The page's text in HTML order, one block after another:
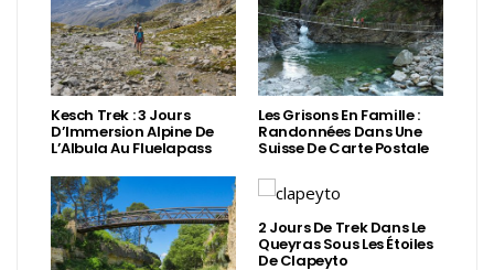
Kesch Trek : 3 Jours
D’Immersion Alpine De
L’Albula Au Fluelapass
Les Grisons En Famille :
Randonnées Dans Une
Suisse De Carte Postale
2 Jours De Trek Dans Le
Queyras Sous Les Étoiles
De Clapeyto